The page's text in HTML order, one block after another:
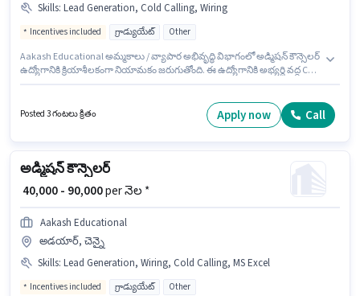
Skills: Lead Generation, Cold Calling, Wiring
Incentives included గ్రాడ్యుయేట్ Other
Aakash Educational అమ్మకాలు / వ్యాపార అభివృద్ధి విభాగంలో అడ్మిషన్ కౌన్సెలర్
ఉద్యోగానికి క్రియాశీలకంగా నియామకం జరుగుతోంది. ఈ ఉద్యోగానికి అభ్యర్థి వద్ద Cold
మరియు కంపెనీ పాలసీలపై ఆధారపడి ఇప్పించబడతాయి. ఈ ఉద్యోగానికి అభ్యర్థులు
తప్పనిసరిగా గ్రాడ్యుయేట్ డిగ్రీ/సర్టిఫికెట్ కలిగి ఉండాలి. ఈ ఉద్యోగానికి Fixed +
Posted 3 గంటలు క్రితం Apply now Call
అడ్మిషన్ కౌన్సెలర్
₹ 40,000 - 90,000per నెల *
Aakash Educational
అడయార్, చెన్నై
Skills: Lead Generation, Wiring, Cold Calling, MS Excel
Incentives included గ్రాడ్యుయేట్ Other